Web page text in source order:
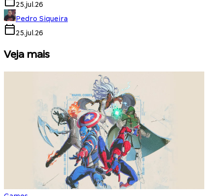
25.jul.26
Pedro Siqueira
25.jul.26
Veja mais